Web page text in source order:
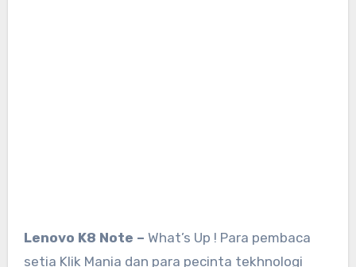
Lenovo K8 Note – What’s Up ! Para pembaca
setia Klik Mania dan para pecinta tekhnologi